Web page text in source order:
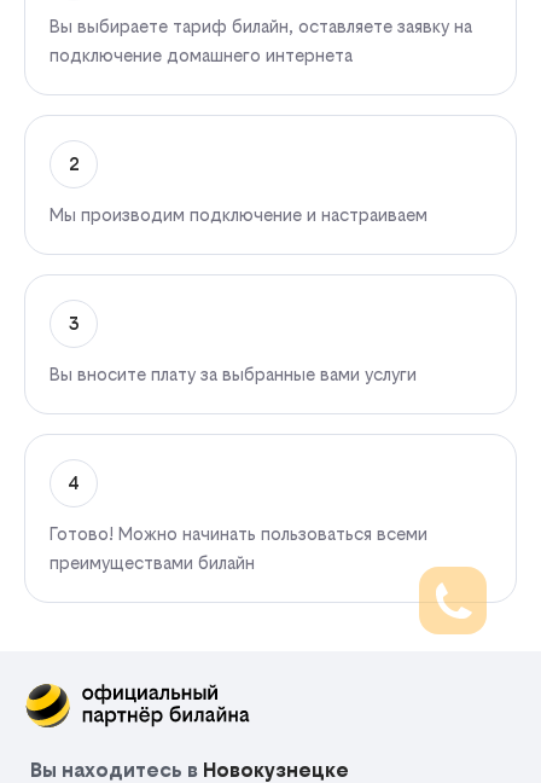
Вы выбираете тариф билайн, оставляете заявку на
подключение домашнего интернета
2
Мы производим подключение и настраиваем
3
Вы вносите плату за выбранные вами услуги
4
Готово! Можно начинать пользоваться всеми
преимуществами билайн
Вы находитесь в Новокузнецке